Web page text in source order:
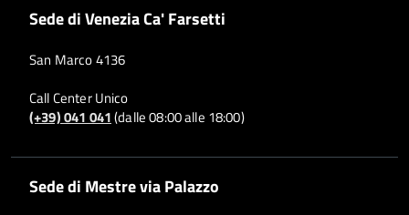
Sede di Venezia Ca' Farsetti
San Marco 4136
Call Center Unico
(+39) 041 041(dalle 08:00 alle 18:00)
Sede di Mestre via Palazzo